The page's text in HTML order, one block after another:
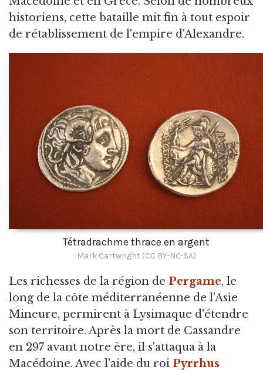
historiens, cette bataille mit fin à tout espoir
de rétablissement de l'empire d'Alexandre.
Tétradrachme thrace en argent
Mark Cartwright (CC BY-NC-SA)
Les richesses de la région de Pergame, le
long de la côte méditerranéenne de l'Asie
Mineure, permirent à Lysimaque d'étendre
son territoire. Après la mort de Cassandre
en 297 avant notre ère, il s'attaqua à la
Macédoine. Avec l'aide du roi Pyrrhus